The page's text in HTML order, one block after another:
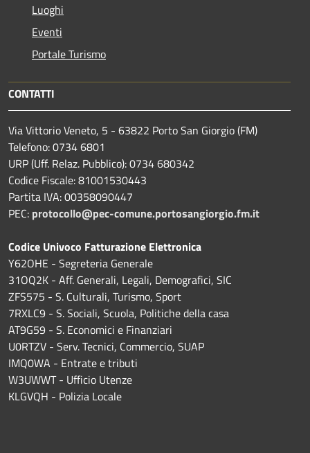
Luoghi
Eventi
Portale Turismo
CONTATTI
Via Vittorio Veneto, 5 - 63822 Porto San Giorgio (FM)
Telefono: 0734 6801
URP (Uff. Relaz. Pubblico): 0734 680342
Codice Fiscale: 81001530443
Partita IVA: 00358090447
PEC: protocollo@pec-comune.portosangiorgio.fm.it
Codice Univoco Fatturazione Elettronica
Y62OHE - Segreteria Generale
31OQ2K - Aff. Generali, Legali, Demografici, SIC
ZFS575 - S. Culturali, Turismo, Sport
7RXLC9 - S. Sociali, Scuola, Politiche della casa
AT9G59 - S. Economici e Finanziari
U0RTZV - Serv. Tecnici, Commercio, SUAP
IMQ0WA - Entrate e tributi
W3UWWT - Ufficio Utenze
KLGVQH - Polizia Locale